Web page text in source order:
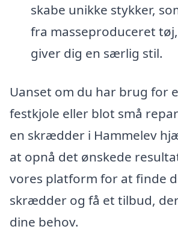
skabe unikke stykker,
fra masseproduceret
giver dig en særlig stil.
Uanset om du har brug for
festkjole eller blot små
en skrædder i Hammelev
at opnå det ønskede
vores platform for at finde
skrædder og få et tilbud,
dine behov.